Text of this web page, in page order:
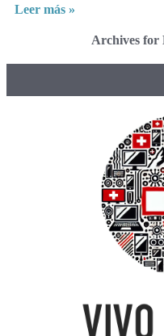
Leer más »
Archives for